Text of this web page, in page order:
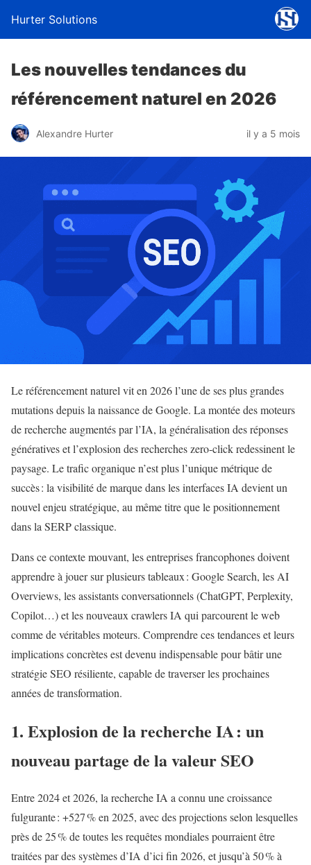
Hurter Solutions
Les nouvelles tendances du
référencement naturel en 2026
Alexandre Hurter il y a 5 mois
Le référencement naturel vit en 2026 l’une de ses plus grandes
mutations depuis la naissance de Google. La montée des moteurs
de recherche augmentés par l’IA, la généralisation des réponses
génératives et l’explosion des recherches zero‑click redessinent le
paysage. Le trafic organique n’est plus l’unique métrique de
succès : la visibilité de marque dans les interfaces IA devient un
nouvel enjeu stratégique, au même titre que le positionnement
dans la SERP classique.
Dans ce contexte mouvant, les entreprises francophones doivent
apprendre à jouer sur plusieurs tableaux : Google Search, les AI
Overviews, les assistants conversationnels (ChatGPT, Perplexity,
Copilot…) et les nouveaux crawlers IA qui parcourent le web
comme de véritables moteurs. Comprendre ces tendances et leurs
implications concrètes est devenu indispensable pour bâtir une
stratégie SEO résiliente, capable de traverser les prochaines
années de transformation.
1. Explosion de la recherche IA : un
nouveau partage de la valeur SEO
Entre 2024 et 2026, la recherche IA a connu une croissance
fulgurante : +527 % en 2025, avec des projections selon lesquelles
près de 25 % de toutes les requêtes mondiales pourraient être
traitées par des systèmes d’IA d’ici fin 2026, et jusqu’à 50 % à